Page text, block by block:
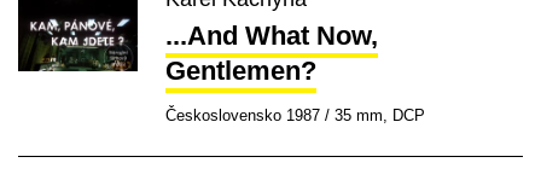
...And What Now,
Gentlemen?
Československo 1987 / 35 mm, DCP